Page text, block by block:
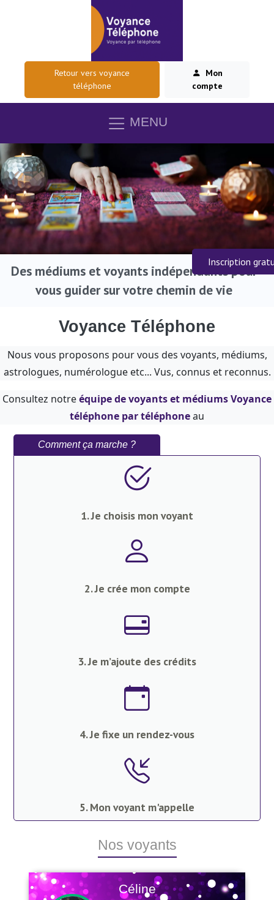
Mon
compte
Retour vers voyance
téléphone
MENU
Inscription
Des médiums et voyants indépendants pour
vous guider sur votre chemin de vie
Voyance Téléphone
Nous vous proposons pour vous des voyants, médiums,
astrologues, numérologue etc... Vus, connus et reconnus.
Consultez notreéquipe de voyants et médiums Voyance
téléphone par téléphoneau
Comment ça marche ?
1. Je choisis mon voyant
2. Je crée mon compte
3. Je m’ajoute des crédits
4. Je fixe un rendez-vous
5. Mon voyant m'appelle
Nos voyants
Céline